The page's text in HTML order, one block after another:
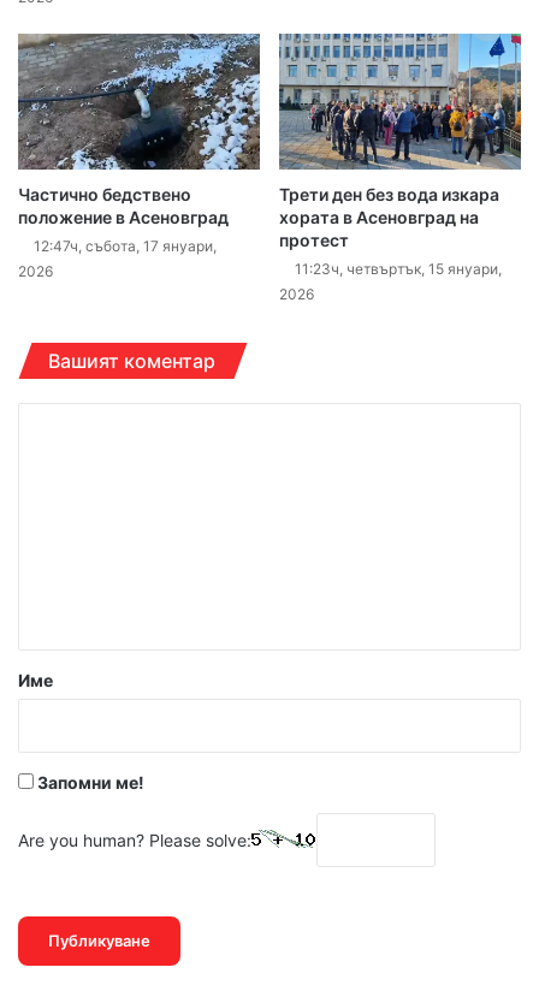
Частично бедствено
положение в Асеновград
12:47ч, събота, 17 януари,
2026
Трети ден без вода изкара
хората в Асеновград на
протест
11:23ч, четвъртък, 15 януари,
2026
Вашият коментар
р
Име
Запомни ме!
Are you human? Please solve: